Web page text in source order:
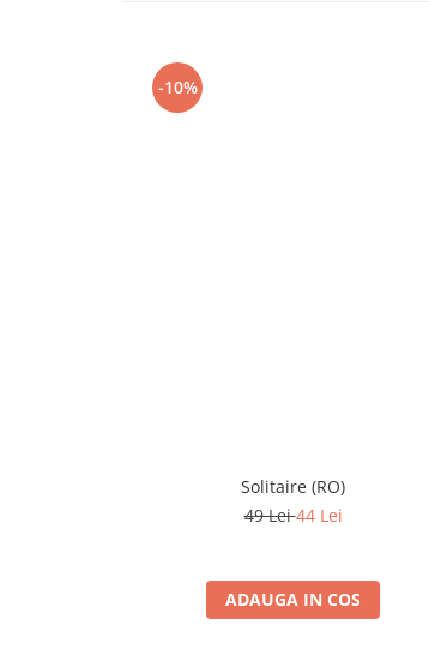
-10%
Solitaire (RO)
49 Lei44 Lei
ADAUGA IN COS